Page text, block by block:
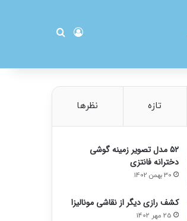
ورود
تازه نظرها
۵۲ مدل تصویر زمینه گوشی
دخترانه فانتزی
30 بهمن 1402
کشف رازی دیگر از نقاشی مونالیزا
25 مهر 1402